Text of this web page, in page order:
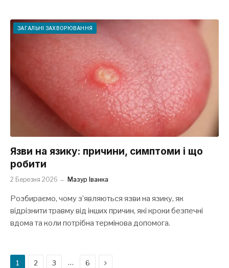
ЗАГАЛЬНІ ЗАХВОРЮВАННЯ
Язви на язику: причини, симптоми і що
робити
2 Березня 2026 Мазур Іванка
Розбираємо, чому з’являються язви на язику, як
відрізнити травму від інших причин, які кроки безпечні
вдома та коли потрібна термінова допомога.
1 2 3 … 6 Next